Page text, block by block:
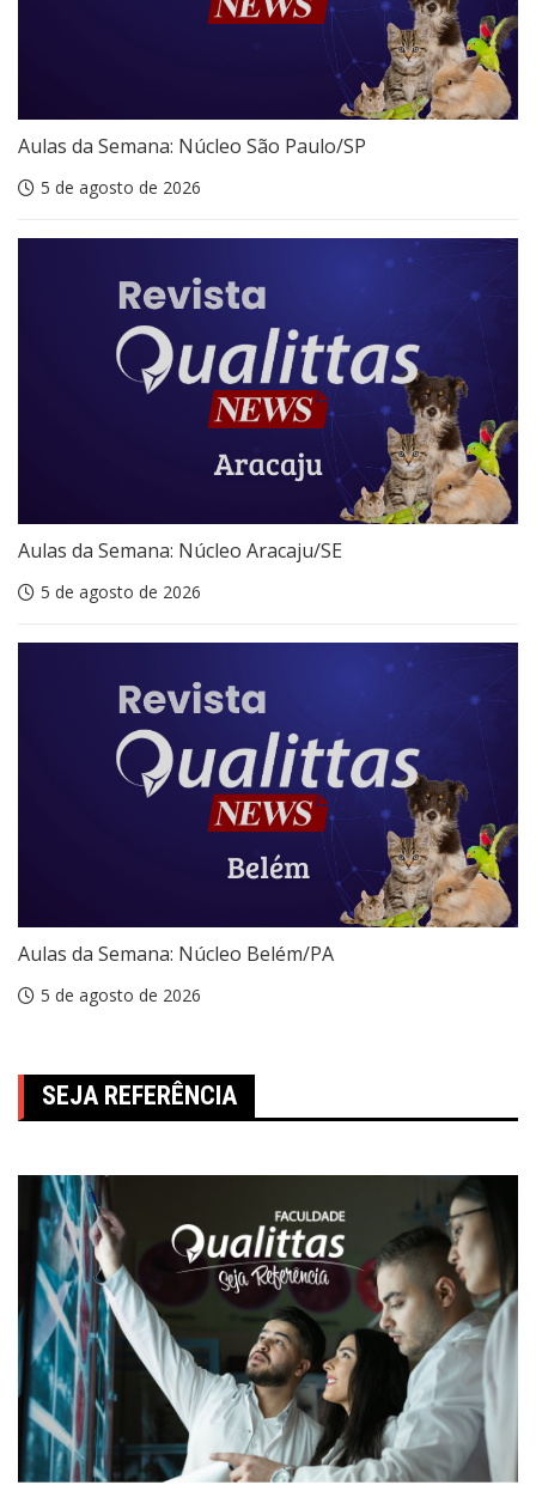
Aulas da Semana: Núcleo São Paulo/SP
5 de agosto de 2026
Aulas da Semana: Núcleo Aracaju/SE
5 de agosto de 2026
Aulas da Semana: Núcleo Belém/PA
5 de agosto de 2026
SEJA REFERÊNCIA